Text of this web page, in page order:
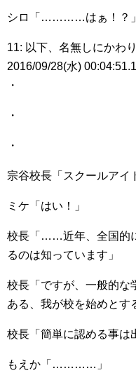
シロ「…………はぁ！？」
11: 以下、名無しにかわ
2016/09/28(水)
・
・
・
宗谷校長「スクールアイ
ミケ「はい！」
校長「……近年、全国的
るのは知っています」
校長「ですが、一般的な
ある、我が校を始めとす
校長「簡単に認める事は
もえか「…………」